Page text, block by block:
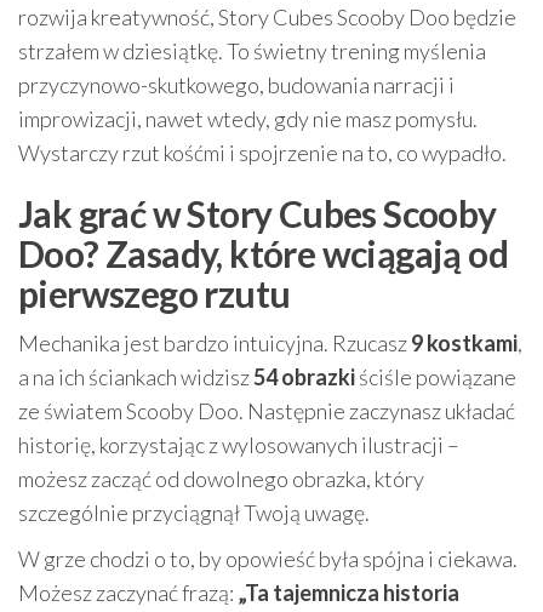
rozwija kreatywność, Story Cubes Scooby Doo będzie
strzałem w dziesiątkę. To świetny trening myślenia
przyczynowo-skutkowego, budowania narracji i
improwizacji, nawet wtedy, gdy nie masz pomysłu.
Wystarczy rzut kośćmi i spojrzenie na to, co wypadło.
Jak grać w Story Cubes Scooby
Doo? Zasady, które wciągają od
pierwszego rzutu
Mechanika jest bardzo intuicyjna. Rzucasz9 kostkami,
a na ich ściankach widzisz54 obrazkiściśle powiązane
ze światem Scooby Doo. Następnie zaczynasz układać
historię, korzystając z wylosowanych ilustracji –
możesz zacząć od dowolnego obrazka, który
szczególnie przyciągnął Twoją uwagę.
W grze chodzi o to, by opowieść była spójna i ciekawa.
Możesz zaczynać frazą: „Ta tajemnicza historia